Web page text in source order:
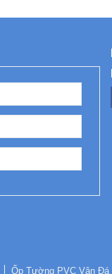
Ốp Tường PVC Vân Đá